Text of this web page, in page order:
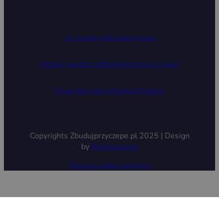
Ice cream trailerBar trailer
Mobile medical officeAdvertising trailer
Trade fair trailerMedical trailers
Copyrights Zbudujprzyczepe.pl 2025 | Design
by Bananaconda
Change cookie settings